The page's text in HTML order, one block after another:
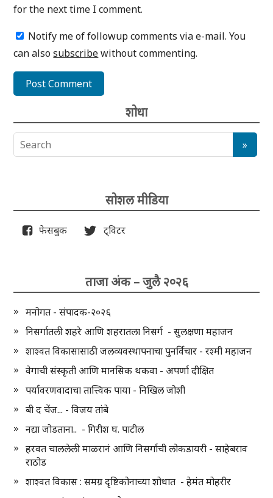
for the next time I comment.
Notify me of followup comments via e-mail. You
can alsosubscribewithout commenting.
शोधा
सोशल मीडिया
फेसबुक ट्विटर
ताजा अंक – जुलै २०२६
मनोगत - संपादक-२०२६
निसर्गातली शहरे आणि शहरातला निसर्ग - सुलक्षणा महाजन
शाश्वत विकासासाठी जलव्यवस्थापनाचा पुनर्विचार - रश्मी महाजन
वेगाची संस्कृती आणि मानसिक थकवा - अपर्णा दीक्षित
पर्यावरणवादाचा तात्त्विक पाया - निखिल जोशी
बी द चेंज... - विजय तांबे
नद्या जोडताना.. - गिरीश घ. पाटील
हरवत चाललेली माळरानं आणि निसर्गाची लोकडायरी - साहेबराव
राठोड
शाश्वत विकास : समग्र दृष्टिकोनाच्या शोधात - हेमंत मोहरीर